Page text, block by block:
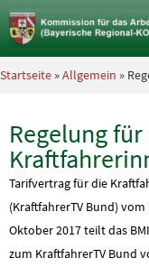
Startseite »Allgemein »
Regelung
Tarifvertrag für die
(KraftfahrerTV Bund)
Oktober 2017 teilt das
zum KraftfahrerTV Bund